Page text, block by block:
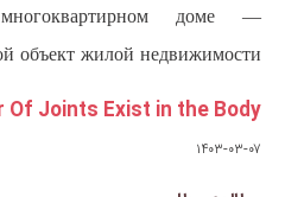
Каждая квартира в
самостоятельной
The Number Of